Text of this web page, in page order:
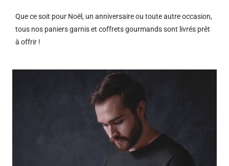
Que ce soit pour Noël, un anniversaire ou toute autre occasion,
tous nos paniers garnis et coffrets gourmands sont livrés prêt
à offrir !